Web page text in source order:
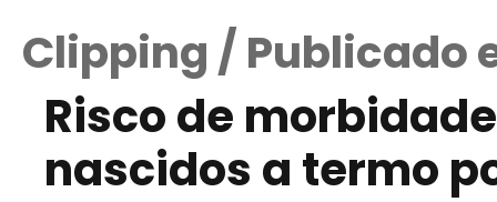
Clipping / Publicado
Risco de
nascidos a termo